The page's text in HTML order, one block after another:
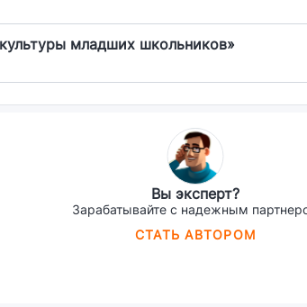
младших школьников»
Вы эксперт?
Зарабатывайте с надежным
СТАТЬ АВТОРОМ